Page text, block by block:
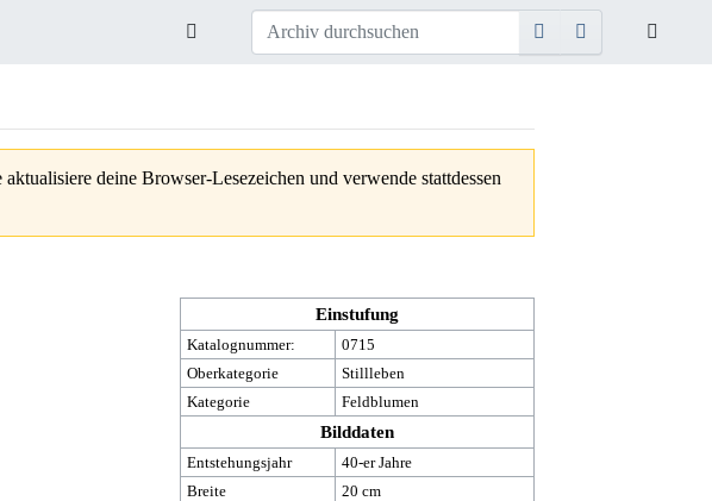
deine Browser-Lesezeichen und verwende stattdessen
Einstufung
Katalognummer:
0715
Oberkategorie
Stillleben
Kategorie
Feldblumen
Bilddaten
Entstehungsjahr
40-er Jahre
Breite
20 cm